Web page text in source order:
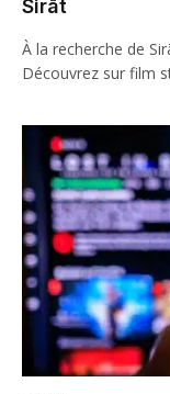
Sirāt
À la recherche de
Découvrez sur film